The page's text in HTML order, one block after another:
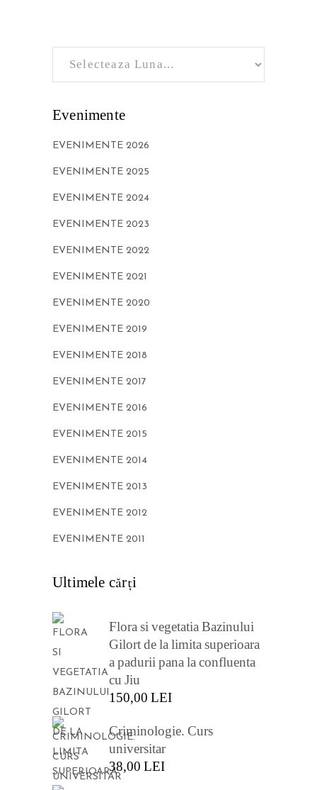
Evenimente
EVENIMENTE 2026
EVENIMENTE 2025
EVENIMENTE 2024
EVENIMENTE 2023
EVENIMENTE 2022
EVENIMENTE 2021
EVENIMENTE 2020
EVENIMENTE 2019
EVENIMENTE 2018
EVENIMENTE 2017
EVENIMENTE 2016
EVENIMENTE 2015
EVENIMENTE 2014
EVENIMENTE 2013
EVENIMENTE 2012
EVENIMENTE 2011
Ultimele cărţi
Flora si vegetatia Bazinului
Gilort de la limita superioara
a padurii pana la confluenta
cu Jiu
150,00 LEI
Criminologie. Curs
universitar
38,00 LEI